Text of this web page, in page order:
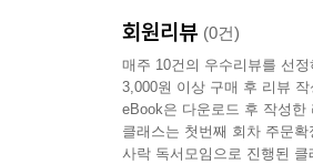
회원리뷰 (0건)
매주 10건의 우수리뷰를 선
3,000원 이상 구매 후 리뷰 작
eBook은 다운로드 후 작성
클래스는 첫번째 회차 주문
사락 독서모임으로 진행된